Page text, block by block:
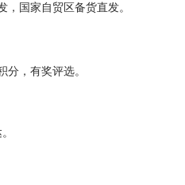
，国家自贸区备货直发。
分，有奖评选。